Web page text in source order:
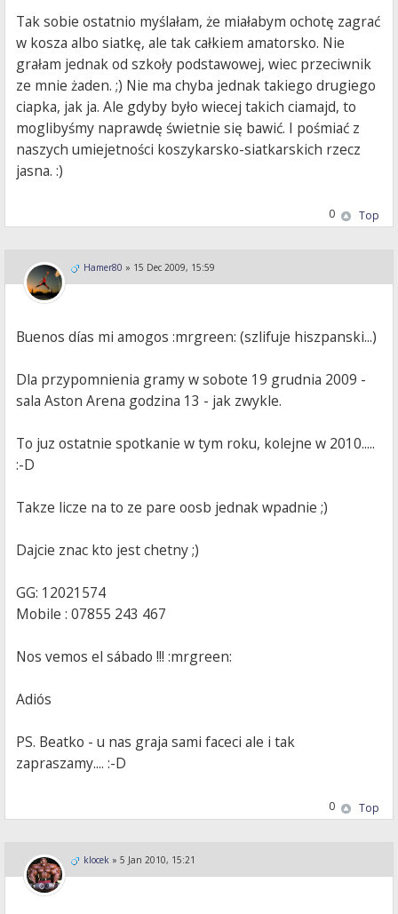
Tak sobie ostatnio myślałam, że miałabym ochotę zagrać
w kosza albo siatkę, ale tak całkiem amatorsko. Nie
grałam jednak od szkoły podstawowej, wiec przeciwnik
ze mnie żaden. ;) Nie ma chyba jednak takiego drugiego
ciapka, jak ja. Ale gdyby było wiecej takich ciamajd, to
moglibyśmy naprawdę świetnie się bawić. I pośmiać z
naszych umiejetności koszykarsko-siatkarskich rzecz
jasna. :)
Top
0
Hamer80 » 15 Dec 2009, 15:59
Buenos días mi amogos :mrgreen: (szlifuje hiszpanski...)
Dla przypomnienia gramy w sobote 19 grudnia 2009 -
sala Aston Arena godzina 13 - jak zwykle.
To juz ostatnie spotkanie w tym roku, kolejne w 2010.....
:-D
Takze licze na to ze pare oosb jednak wpadnie ;)
Dajcie znac kto jest chetny ;)
GG: 12021574
Mobile : 07855 243 467
Nos vemos el sábado !!! :mrgreen:
Adiós
PS. Beatko - u nas graja sami faceci ale i tak
zapraszamy.... :-D
Top
0
klocek » 5 Jan 2010, 15:21